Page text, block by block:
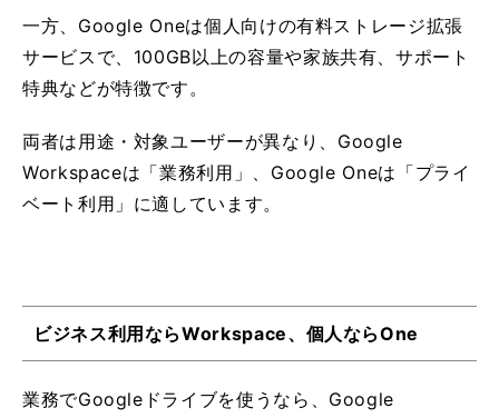
一方、Google Oneは個人向けの有料ストレージ拡張
サービスで、100GB以上の容量や家族共有、サポート
特典などが特徴です。
両者は用途・対象ユーザーが異なり、Google
Workspaceは「業務利用」、Google Oneは「プライ
ベート利用」に適しています。
ビジネス利用ならWorkspace、個人ならOne
業務でGoogleドライブを使うなら、Google